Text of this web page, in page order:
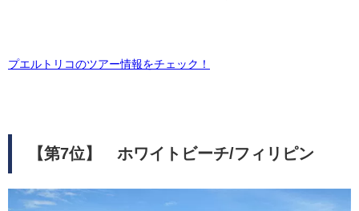
プエルトリコのツアー情報をチェック！
【第7位】 ホワイトビーチ/フィリピン